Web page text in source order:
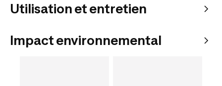
Utilisation et entretien
Impact environnemental